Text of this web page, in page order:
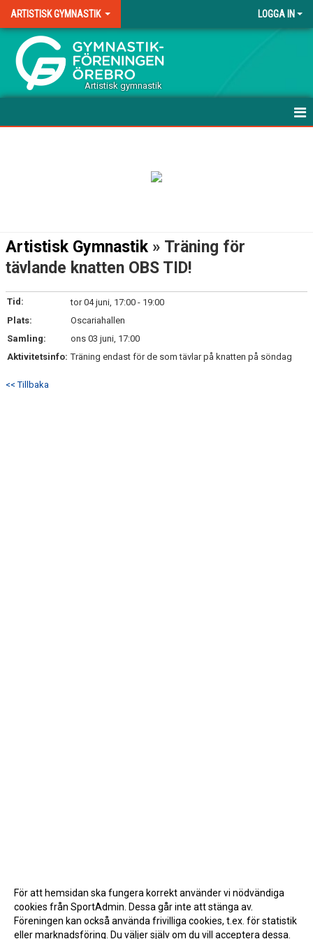
ARTISTISK GYMNASTIK LOGGA IN
.
Artistisk gymnastik
DOMARE
DOKUMENT
KONTAKT
Artistisk Gymnastik » Träning för
tävlande knatten OBS TID!
Tid:
tor 04 juni, 17:00 - 19:00
Plats:
Oscariahallen
Samling:
ons 03 juni, 17:00
Aktivitetsinfo: Träning endast för de som tävlar på knatten på söndag
<< Tillbaka
För att hemsidan ska fungera korrekt använder vi nödvändiga
cookies från SportAdmin. Dessa går inte att stänga av.
Föreningen kan också använda frivilliga cookies, t.ex. för statistik
eller marknadsföring. Du väljer själv om du vill acceptera dessa.